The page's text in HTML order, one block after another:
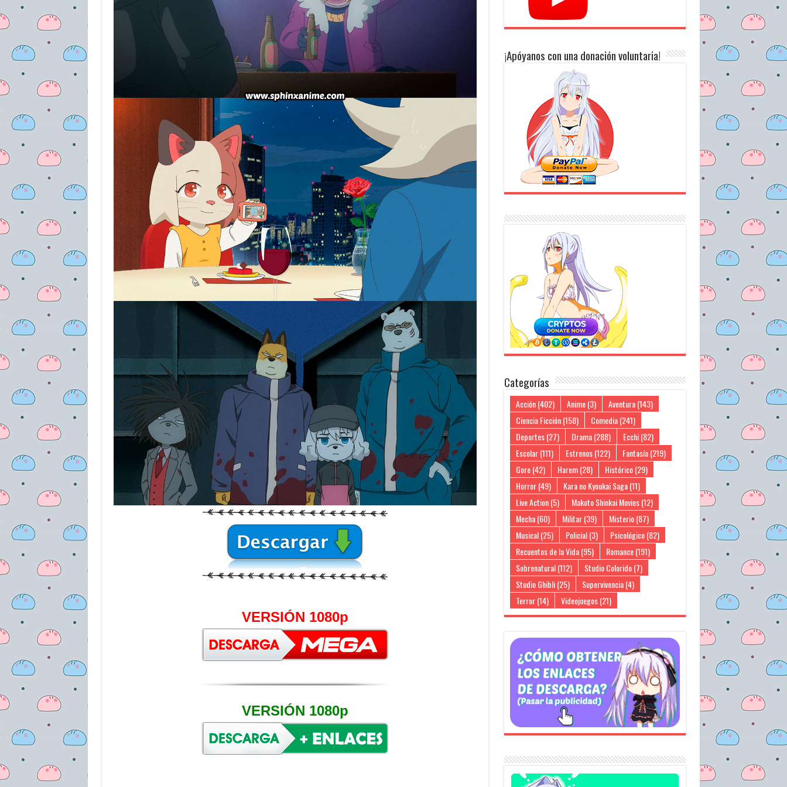
VERSIÓN 1080p
VERSIÓN 1080p
¡Apóyanos con una donación voluntaria!
Categorías
Acción(402) Anime(3) Aventura(143)
Ciencia Ficción(158) Comedia(241)
Deportes(27) Drama(288) Ecchi(82)
Escolar(111) Estrenos(122) Fantasía(219)
Gore(42) Harem(28) Histórico(29)
Horror(49) Kara no Kyoukai Saga(11)
Live Action(5) Makoto Shinkai Movies(12)
Mecha(60) Militar(39) Misterio(87)
Musical(25) Policial(3) Psicológico(82)
Recuentos de la Vida(95) Romance(191)
Sobrenatural(112) Studio Colorido(7)
Studio Ghibli(25) Supervivencia(4)
Terror(14) Videojuegos(21)